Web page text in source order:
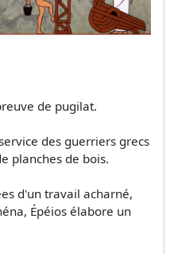
de pugilat.
des guerriers grecs
planches de bois.
d'un travail acharné,
Épéios élabore un